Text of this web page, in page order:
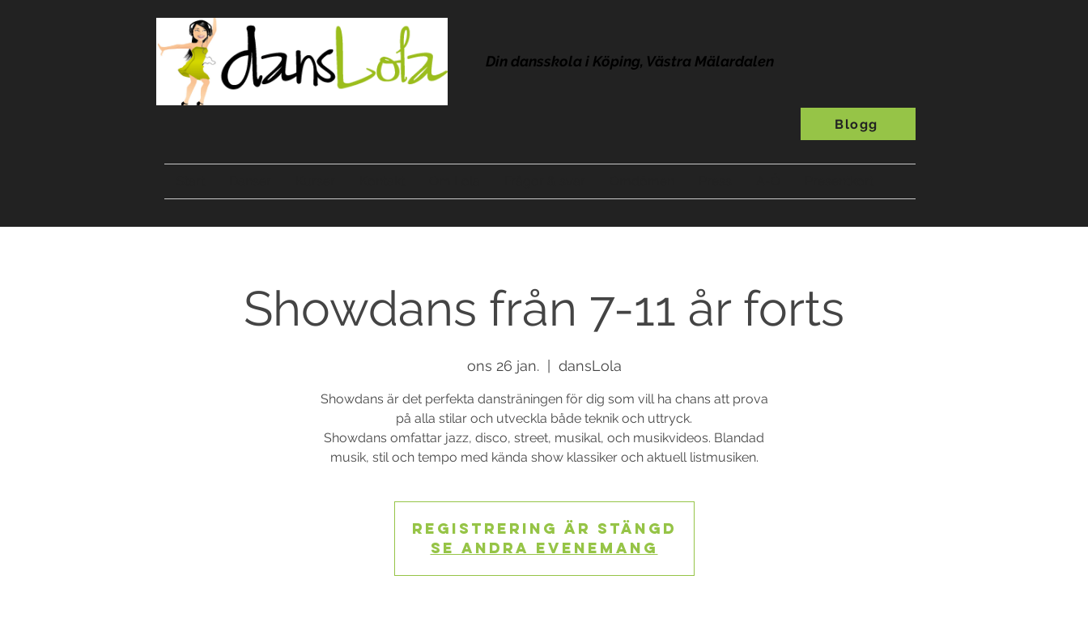
Din dansskola i Köping, Västra Mälardalen
Blogg
Showdans från 7-11 år forts
ons 26 jan.
  |
dansLola
Showdans är det perfekta dansträningen för dig som vill ha chans att prova
på alla stilar och utveckla både teknik och uttryck.
Showdans omfattar jazz, disco, street, musikal, och musikvideos. Blandad
musik, stil och tempo med kända show klassiker och aktuell listmusiken.
Registrering är stängd
Se andra evenemang